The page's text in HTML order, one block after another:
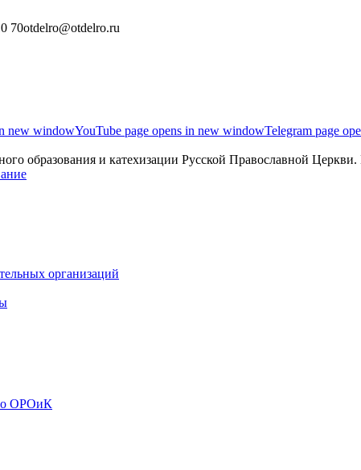
70otdelro@otdelro.ru
new windowYouTube page opens in new windowTelegram page
образования и катехизации Русской Православной
организаций
ОРОиК